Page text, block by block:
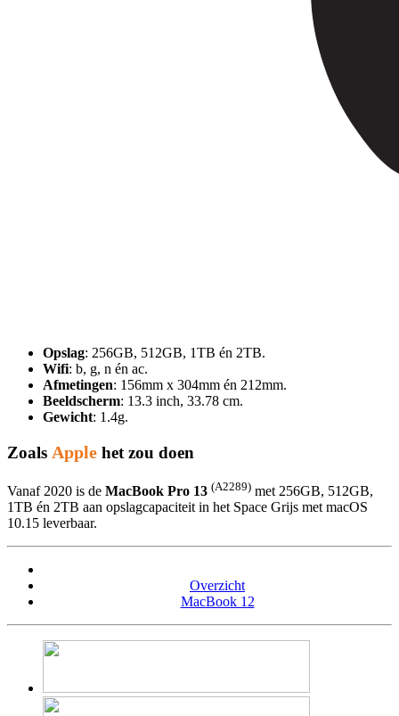
Opslag: 256GB, 512GB, 1TB én 2TB.
Wifi: b, g, n én ac.
Afmetingen: 156mm x 304mm én 212mm.
Beeldscherm: 13.3 inch, 33.78 cm.
Gewicht: 1.4g.
Zoals Apple het zou doen
Vanaf 2020 is de MacBook Pro 13 (A2289) met 256GB, 512GB,
1TB én 2TB aan opslagcapaciteit in het Space Grijs met macOS
10.15 leverbaar.
Overzicht
MacBook 12